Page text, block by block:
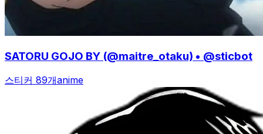
SATORU GOJO BY (@maitre_otaku) • @sticbot
스티커 89개anime